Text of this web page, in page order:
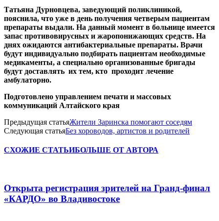
Татьяна Дурновцева, заведующий поликлиникой,
пояснила, что уже в день получения четверым пациентам
препараты выдали. На данный момент в больнице имеется
запас противовирусных и жаропонижающих средств. На
днях ожидаются антибактериальные препараты. Врачи
будут индивидуально подбирать пациентам необходимые
медикаменты, а специально организованные бригады
будут доставлять их тем, кто проходит лечение
амбулаторно.
Подготовлено управлением печати и массовых
коммуникаций Алтайского края
Предыдущая статьяЖители Заринска помогают соседям
Следующая статьяБез хороводов, артистов и родителей
СХОЖИЕ СТАТЬИБОЛЬШЕ ОТ АВТОРА
Открыта регистрация зрителей на Гранд-финал
«КАРДО» во Владивостоке